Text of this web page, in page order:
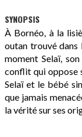
SYNOPSIS
À Bornéo, à la
outan trouvé dans
moment Selaï,
conflit qui oppose
Selaï et le bébé
que jamais
la vérité sur ses